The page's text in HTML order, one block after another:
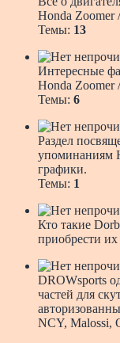
Honda Zoomer
Темы: 13
Интересные
Honda Zoomer
Темы: 6
Раздел
упоминаниям
графики.
Темы: 1
Кто такие
приобрести
DROWsports
частей для
NCY, Malossi,